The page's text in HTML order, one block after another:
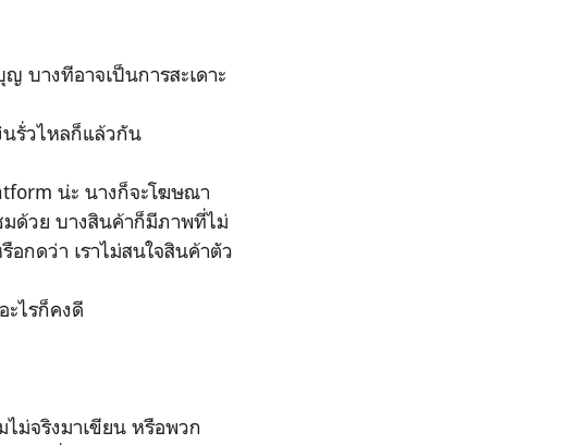
บางทีอาจเป็นการสะเดาะ
นรั่วไหลก็แล้วกัน
น่ะ นางก็จะโฆษณา
มด้วย บางสินค้าก็มีภาพที่ไม่
อกดว่า เราไม่สนใจสินค้าตัว
ไรก็คงดี
ม่จริงมาเขียน หรือพวก